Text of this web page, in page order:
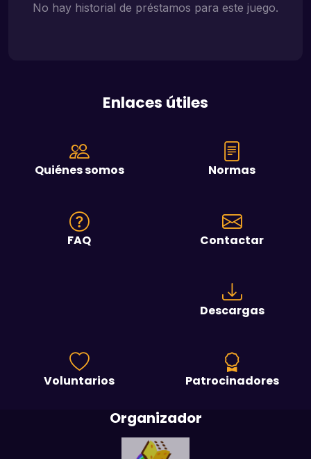
No hay historial de préstamos para este juego.
Enlaces útiles
Quiénes somos Normas
FAQ Contactar
Descargas
Voluntarios Patrocinadores
Organizador